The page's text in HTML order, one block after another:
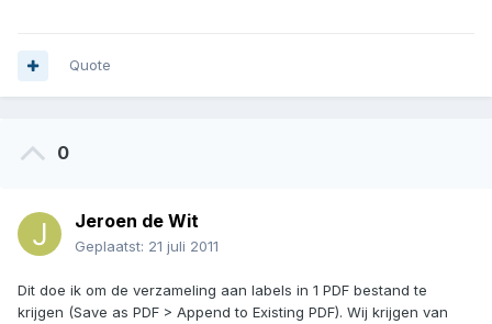
Quote
0
Jeroen de Wit
Geplaatst: 21 juli 2011
Dit doe ik om de verzameling aan labels in 1 PDF bestand te
krijgen (Save as PDF > Append to Existing PDF). Wij krijgen van